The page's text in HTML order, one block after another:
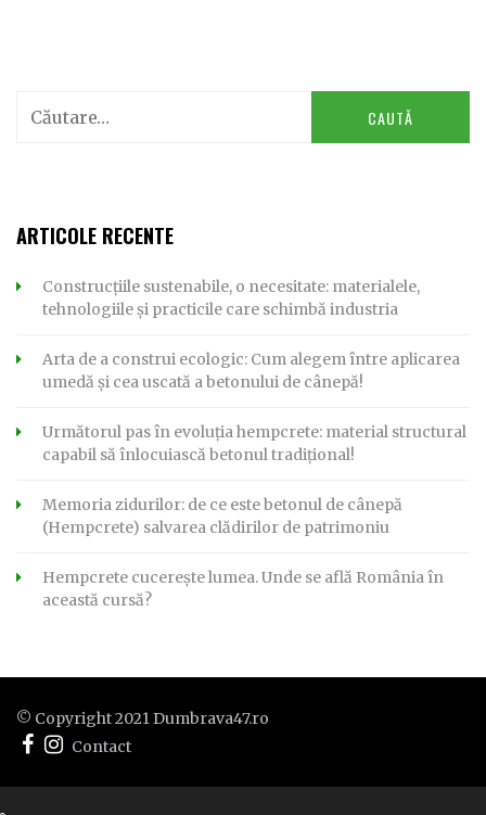
Caută
după:
ARTICOLE RECENTE
Construcțiile sustenabile, o necesitate: materialele,
tehnologiile și practicile care schimbă industria
Arta de a construi ecologic: Cum alegem între aplicarea
umedă și cea uscată a betonului de cânepă!
Următorul pas în evoluția hempcrete: material structural
capabil să înlocuiască betonul tradițional!
Memoria zidurilor: de ce este betonul de cânepă
(Hempcrete) salvarea clădirilor de patrimoniu
Hempcrete cucerește lumea. Unde se află România în
această cursă?
© Copyright 2021 Dumbrava47.ro
Contact